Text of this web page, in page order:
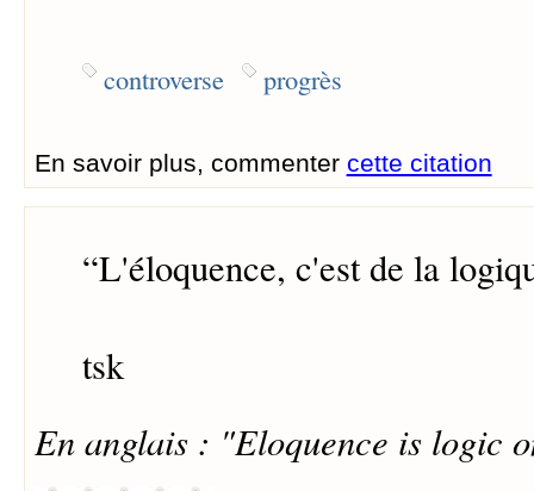
controverse progrès
En savoir plus, commenter cette citation
“L'éloquence, c'est de la
tsk
En anglais : "Eloquence is logic